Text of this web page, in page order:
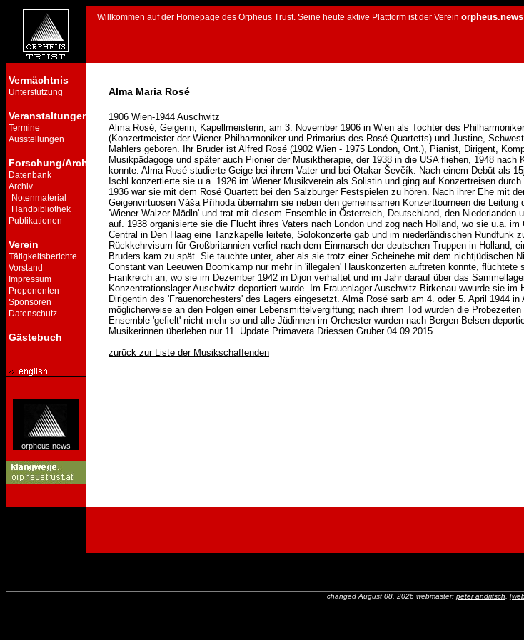
Willkommen auf der Homepage des Orpheus Trust. Seine heute aktive Plattform ist der Verein orpheus.news
Vermächtnis
Unterstützung
Veranstaltungen
Termine
Ausstellungen
Forschung/Archiv
Datenbank
Archiv
Notenmaterial
Handbibliothek
Publikationen
Verein
Tätigkeitsberichte
Vorstand
Impressum
Proponenten
Sponsoren
Datenschutz
Gästebuch
orpheus.news
Alma Maria Rosé
1906 Wien-1944 Auschwitz
Alma Rosé, Geigerin, Kapellmeisterin, am 3. November 1906 in Wien als Tochter des
(Konzertmeister der Wiener Philharmoniker und Primarius des Rosé-Quartetts) und Justine,
Mahlers geboren. Ihr Bruder ist Alfred Rosé (1902 Wien - 1975 London, Ont.), Pianist, Dirigent,
Musikpädagoge und später auch Pionier der Musiktherapie, der 1938 in die USA fliehen, 1948 nach
konnte. Alma Rosé studierte Geige bei ihrem Vater und bei Otakar Ševčík. Nach einem Debüt als
Ischl konzertierte sie u.a. 1926 im Wiener Musikverein als Solistin und ging auf Konzertreisen durch
1936 war sie mit dem Rosé Quartett bei den Salzburger Festspielen zu hören. Nach ihrer Ehe mit
Geigenvirtuosen Váša Příhoda übernahm sie neben den gemeinsamen Konzerttourneen die Leitung
'Wiener Walzer Mädln' und trat mit diesem Ensemble in Österreich, Deutschland, den Niederlanden
auf. 1938 organisierte sie die Flucht ihres Vaters nach London und zog nach Holland, wo sie u.a. im
Central in Den Haag eine Tanzkapelle leitete, Solokonzerte gab und im niederländischen Rundfunk
Rückkehrvisum für Großbritannien verfiel nach dem Einmarsch der deutschen Truppen in Holland,
Bruders kam zu spät. Sie tauchte unter, aber als sie trotz einer Scheinehe mit dem nichtjüdischen
Constant van Leeuwen Boomkamp nur mehr in 'illegalen' Hauskonzerten auftreten konnte, flüchtete
Frankreich an, wo sie im Dezember 1942 in Dijon verhaftet und im Jahr darauf über das
Konzentrationslager Auschwitz deportiert wurde. Im Frauenlager Auschwitz-Birkenau wwurde sie im
Dirigentin des 'Frauenorchesters' des Lagers eingesetzt. Alma Rosé sarb am 4. oder 5. April 1944 in
möglicherweise an den Folgen einer Lebensmittelvergiftung; nach ihrem Tod wurden die
Ensemble 'gefielt' nicht mehr so und alle Jüdinnen im Orchester wurden nach Bergen-Belsen
Musikerinnen überleben nur 11. Update Primavera Driessen Gruber 04.09.2015
zurück zur Liste der Musikschaffenden
changed August 08, 2026 webmaster: peter andritsch